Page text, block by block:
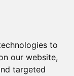
to
our website,
targeted